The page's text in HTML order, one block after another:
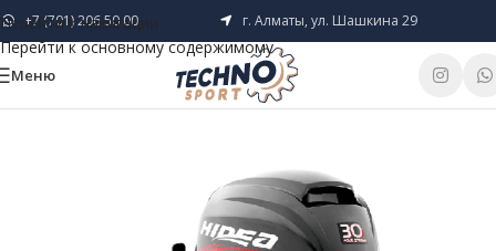
Перейти к навигации
Перейти к основному содержимому
+7 (701) 206 50 00 г. Алматы, ул. Шашкина 29
Меню